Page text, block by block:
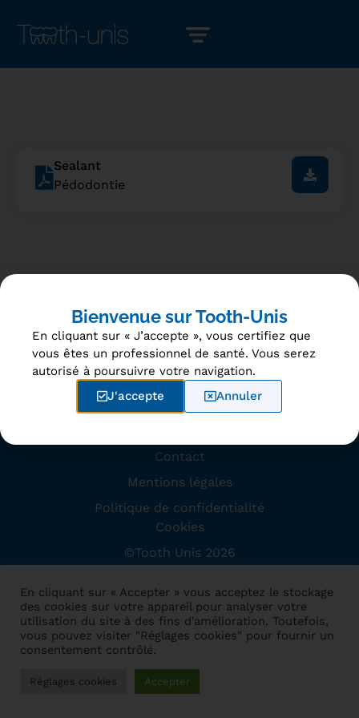
Sealant
Pédodontie
Accueil
Disciplines
Contact
Mentions légales
Politique de confidentialité
Cookies
©Tooth Unis 2026
En cliquant sur « Accepter » vous acceptez le stockage
des cookies sur votre appareil pour analyser votre
utilisation du site à des fins d'amélioration. Toutefois,
vous pouvez visiter "Réglages cookies" pour fournir un
consentement contrôlé.
Réglages cookies Accepter
Bienvenue sur Tooth-Unis
En cliquant sur « J’accepte », vous certifiez que
vous êtes un professionnel de santé. Vous serez
autorisé à poursuivre votre navigation.
J'accepte
Annuler